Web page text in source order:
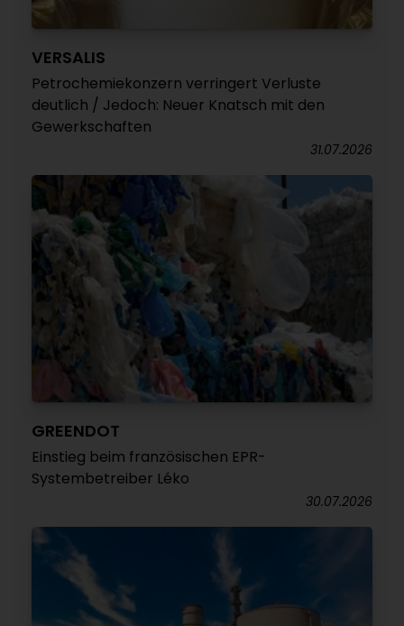
VERSALIS
Petrochemiekonzern verringert Verluste
deutlich / Jedoch: Neuer Knatsch mit den
Gewerkschaften
31.07.2026
GREENDOT
Einstieg beim französischen EPR-
Systembetreiber Léko
30.07.2026